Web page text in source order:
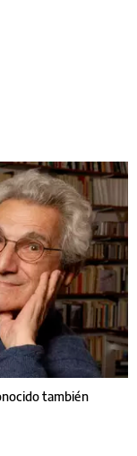
también